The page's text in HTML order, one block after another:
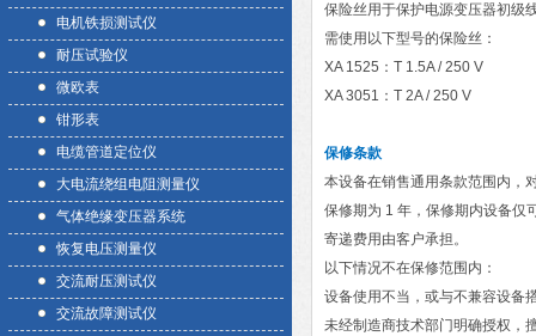
电机铁损测试仪
耐压试验仪
微欧表
钳形表
电缆管道定位仪
大电流绕组电阻测量仪
气体绝缘变压器系统
恢复电压测量仪
交流耐压测试仪
交流故障测试仪
保险丝用于保护电源变压器初级
需使用以下型号的保险丝：
XA 1525：T 1.5A / 250 V
XA 3051：T 2A / 250 V
保修条款
本设备在销售通用条款范围内，
保修期为 1 年，保修期内设备仅
寄递费用由客户承担。
以下情况不在保修范围内：
设备使用不当，或与不兼容设备
未经制造商技术部门明确授权，